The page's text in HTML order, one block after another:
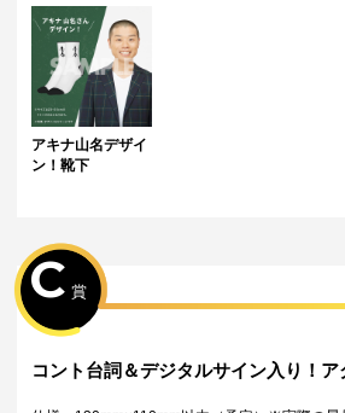
す。
・海外への配送は対応致しておりません。
特典について
・多連特典をご希望の場合、「くじ引き内容の
が付与されているボタンを選択の上でくじ引き
・「くじ引き内容の選択」にて1回ボタンを選択
きを行った場合は特典"対象外"となりますのでご
・Wチャンス賞の抽選方式および利用方法はく
アキナ山名デザイ
ン！靴下
C 賞
コント台詞＆デジタルサイン入り！ア